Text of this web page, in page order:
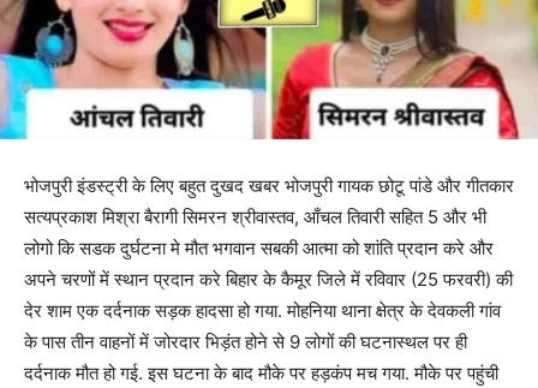
भोजपुरी इंडस्ट्री के लिए बहुत दुखद खबर भोजपुरी गायक छोटू पांडे और गीतकार
सत्यप्रकाश मिश्रा बैरागी सिमरन श्रीवास्तव, आँचल तिवारी सहित 5 और भी
लोगो कि सडक दुर्घटना मे मौत भगवान सबकी आत्मा को शांति प्रदान करे और
अपने चरणों में स्थान प्रदान करे बिहार के कैमूर जिले में रविवार (25 फरवरी) की
देर शाम एक दर्दनाक सड़क हादसा हो गया. मोहनिया थाना क्षेत्र के देवकली गांव
के पास तीन वाहनों में जोरदार भिड़ंत होने से 9 लोगों की घटनास्थल पर ही
दर्दनाक मौत हो गई. इस घटना के बाद मौके पर हड़कंप मच गया. मौके पर पहुंची